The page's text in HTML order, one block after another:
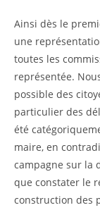
Ainsi dès le
une
toutes les
représentée.
possible des
particulier des
été
maire, en
campagne sur la
que constater le
construction des